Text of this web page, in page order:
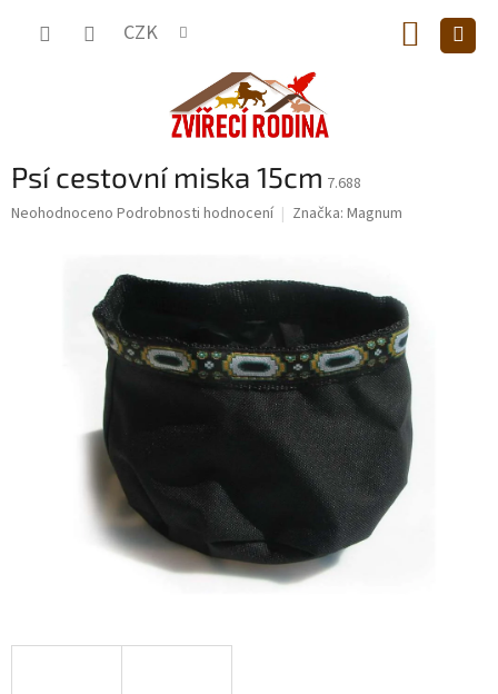
CZK
KOŠÍK
Psí cestovní miska 15cm 7.688
Průměrné
Neohodnoceno Podrobnosti hodnocení Značka: Magnum